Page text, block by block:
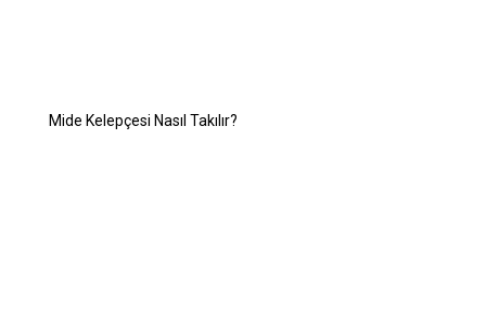
Mide Kelepçesi Nasıl Takılır?